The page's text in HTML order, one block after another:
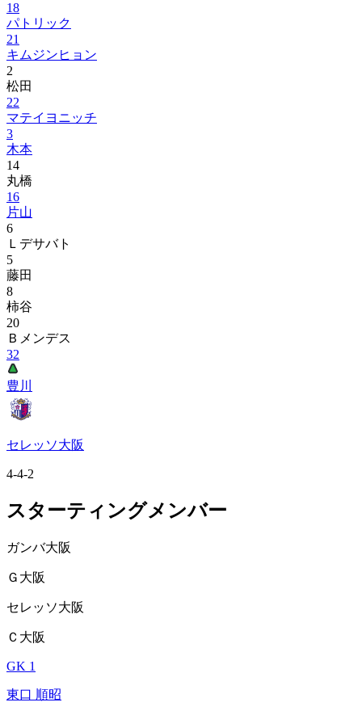
18
パトリック
21
キムジンヒョン
2
松田
22
マテイヨニッチ
3
木本
14
丸橋
16
片山
6
Ｌデサバト
5
藤田
8
柿谷
20
Ｂメンデス
32
豊川
セレッソ大阪
4-4-2
スターティングメンバー
ガンバ大阪
Ｇ大阪
セレッソ大阪
Ｃ大阪
GK 1
東口 順昭